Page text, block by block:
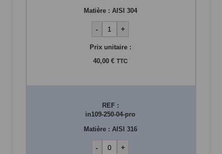
Matière : AISI 304
- +
Prix unitaire :
40,00 € TTC
REF :
in109-250-04-pro
Matière : AISI 316
- +